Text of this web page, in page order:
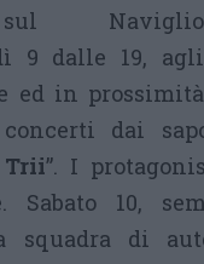
Naviglio
9 dalle 19, agli
ed in prossimità
dai
Trii”. I
Sabato 10,
squadra di